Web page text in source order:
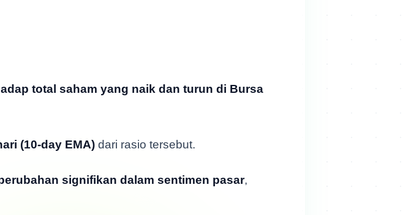
total saham yang naik dan turun di Bursa
(10-day EMA) dari rasio tersebut.
signifikan dalam sentimen pasar,